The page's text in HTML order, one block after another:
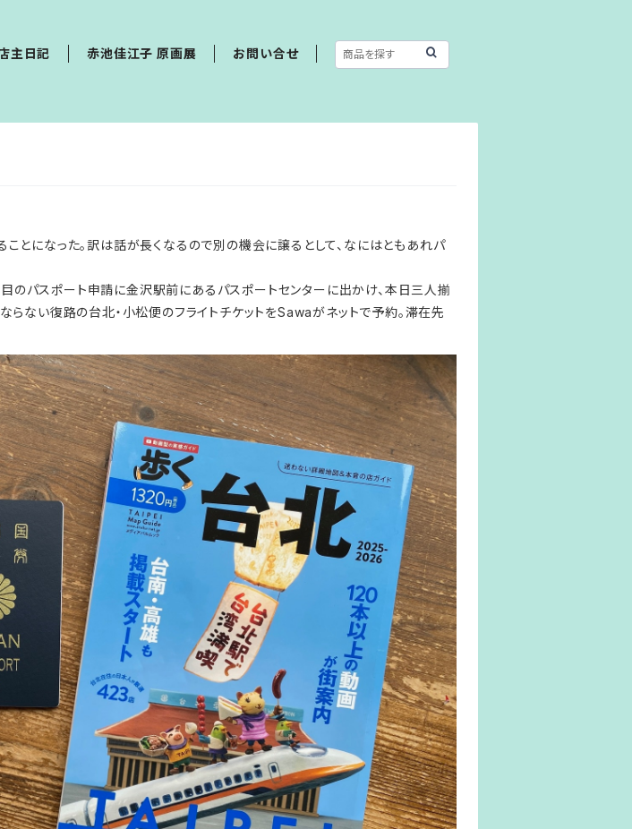
主日記 赤池佳江子 原画展 お問い合せ
になった。訳は話が長くなるので別の機会に譲るとして、なにはともあれパ
のパスポート申請に金沢駅前にあるパスポートセンターに出かけ、本日三人揃
ない復路の台北・小松便のフライトチケットをSawaがネットで予約。滞在先